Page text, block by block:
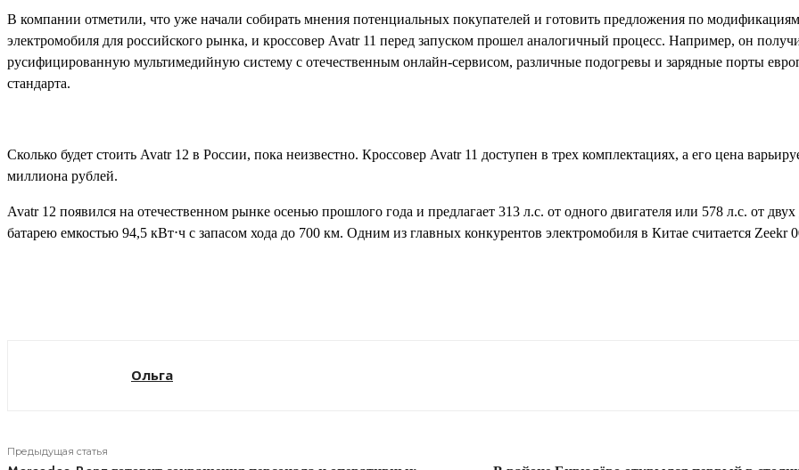
В компании отметили, что уже начали собирать мнения потенциальных покупателей и готовить предложения по
электромобиля для российского рынка, и кроссовер Avatr 11 перед запуском прошел аналогичный процесс. Например, он
русифицированную мультимедийную систему с отечественным онлайн-сервисом, различные подогревы и зарядные порты
стандарта.
Сколько будет стоить Avatr 12 в России, пока неизвестно. Кроссовер Avatr 11 доступен в трех комплектациях, а его цена
миллиона рублей.
Avatr 12 появился на отечественном рынке осенью прошлого года и предлагает 313 л.с. от одного двигателя или 578 л.с. от двух
батарею емкостью 94,5 кВт⋅ч с запасом хода до 700 км. Одним из главных конкурентов электромобиля в Китае считается Zeekr
Ольга
Предыдущая статья